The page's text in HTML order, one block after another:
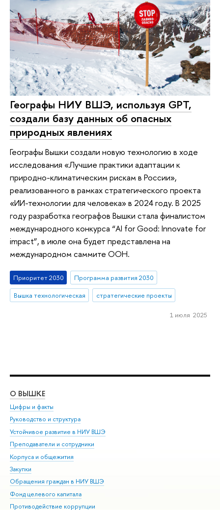
Географы НИУ ВШЭ, используя GPT,
создали базу данных об опасных
природных явлениях
Географы Вышки создали новую технологию в ходе
исследования «Лучшие практики адаптации к
природно-климатическим рискам в России»,
реализованного в рамках стратегического проекта
«ИИ-технологии для человека» в 2024 году. В 2025
году разработка географов Вышки стала финалистом
международного конкурса “AI for Good: Innovate for
impact”, в июле она будет представлена на
международном cаммите ООН.
Приоритет 2030
Программа развития 2030
Вышка технологическая
стратегические проекты
1 июля 2025
О ВЫШКЕ
Цифры и факты
Руководство и структура
Устойчивое развитие в НИУ ВШЭ
Преподаватели и сотрудники
Корпуса и общежития
Закупки
Обращения граждан в НИУ ВШЭ
Фонд целевого капитала
Противодействие коррупции